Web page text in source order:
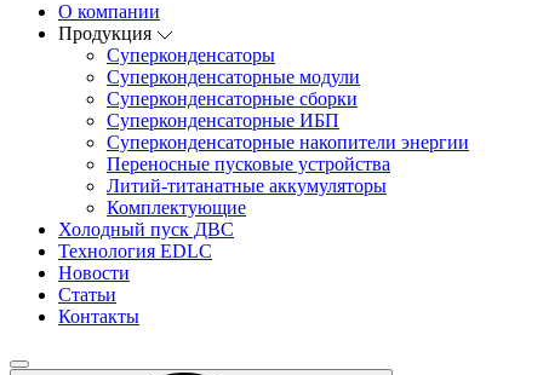
О компании
Продукция
Суперконденсаторы
Суперконденсаторные модули
Суперконденсаторные сборки
Суперконденсаторные ИБП
Суперконденсаторные накопители энергии
Переносные пусковые устройства
Литий-титанатные аккумуляторы
Комплектующие
Холодный пуск ДВС
Технология EDLC
Новости
Статьи
Контакты